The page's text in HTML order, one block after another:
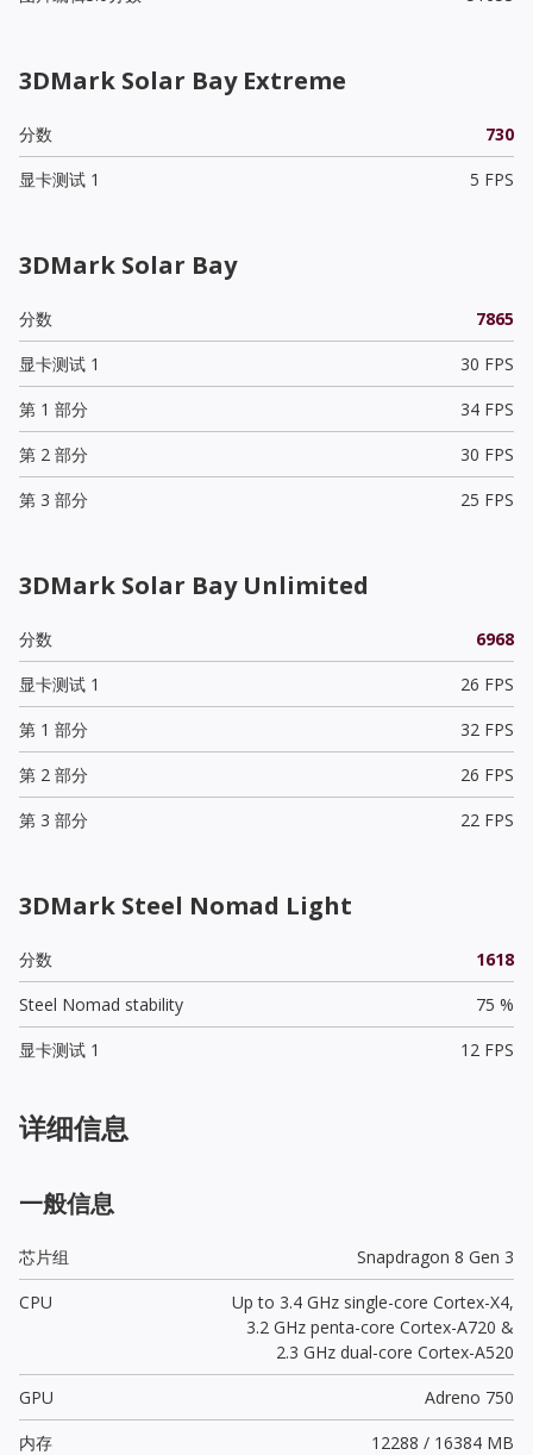
3DMark Solar Bay Extreme
分数
730
显卡测试 1
5 FPS
3DMark Solar Bay
分数
7865
显卡测试 1
30 FPS
第 1 部分
34 FPS
第 2 部分
30 FPS
第 3 部分
25 FPS
3DMark Solar Bay Unlimited
分数
6968
显卡测试 1
26 FPS
第 1 部分
32 FPS
第 2 部分
26 FPS
第 3 部分
22 FPS
3DMark Steel Nomad Light
分数
1618
Steel Nomad stability
75 %
显卡测试 1
12 FPS
详细信息
一般信息
芯片组
Snapdragon 8 Gen 3
CPU
Up to 3.4 GHz single-core Cortex-X4,
3.2 GHz penta-core Cortex-A720 &
2.3 GHz dual-core Cortex-A520
GPU
Adreno 750
内存
12288 / 16384 MB